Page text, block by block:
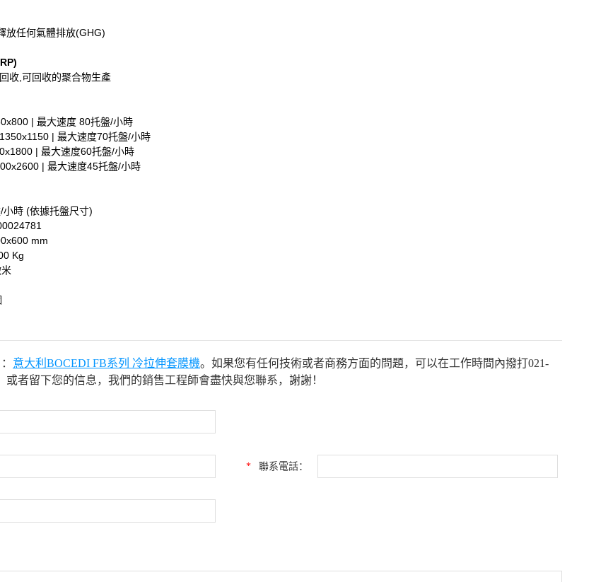
放任何氣體排放(GHG)
收,可回收的聚合物生產
| 最大速度 80托盤/小時
| 最大速度70托盤/小時
| 最大速度60托盤/小時
| 最大速度45托盤/小時
時 (依據托盤尺寸)
mm
Kg
意大利BOCEDI FB系列 冷拉伸套膜機。如果您有任何技術或者商務方面的問題，可以在工作時間內撥打021-
或者留下您的信息，我們的銷售工程師會盡快與您聯系，謝謝！
* 聯系電話：